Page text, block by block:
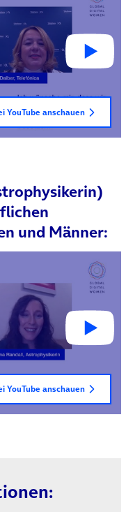
YouTube anschauen
und Männer:
YouTube anschauen